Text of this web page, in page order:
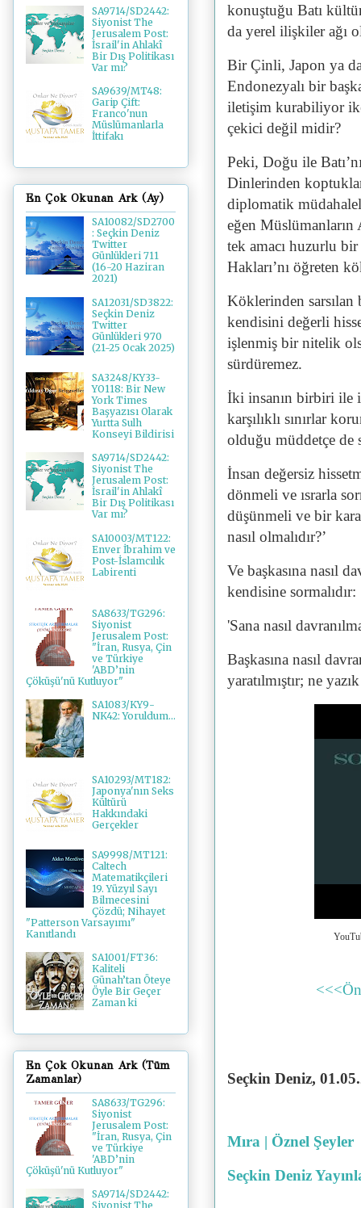
konuştuğu Batı
da yerel ilişkiler ağı
Bir Çinli, Japon ya
Endonezyalı bir
iletişim kurabiliyor
çekici değil midir?
Peki, Doğu ile
Dinlerinden
diplomatik
eğen Müslümanların
tek amacı huzurlu
Hakları’nı öğreten
Köklerinden
kendisini değerli
işlenmiş bir nitelik
sürdüremez.
İki insanın birbiri ile
karşılıklı sınırlar
olduğu müddetçe de
İnsan değersiz
dönmeli ve ısrarla
düşünmeli ve bir
nasıl olmalıdır?’
Ve başkasına nasıl
kendisine sormalıdır:
'Sana nasıl
Başkasına nasıl
yaratılmıştır; ne
Seçkin Deniz, 01
Mıra | Öznel Şeyler
Seçkin Deniz
SA9714/SD2442:
Siyonist The
Jerusalem Post:
İsrail'in Ahlakî
Bir Dış Politikası
Var mı?
SA9639/MT48:
Garip Çift:
Franco'nun
Müslümanlarla
İttifakı
En Çok Okunan Ark (Ay)
SA10082/SD2700
: Seçkin Deniz
Twitter
Günlükleri 711
(16-20 Haziran
2021)
SA12031/SD3822:
Seçkin Deniz
Twitter
Günlükleri 970
(21-25 Ocak 2025)
SA3248/KY33-
YO118: Bir New
York Times
Başyazısı Olarak
Yurtta Sulh
Konseyi Bildirisi
SA9714/SD2442:
Siyonist The
Jerusalem Post:
İsrail'in Ahlakî
Bir Dış Politikası
Var mı?
SA10003/MT122:
Enver İbrahim ve
Post-İslamcılık
Labirenti
SA8633/TG296:
Siyonist
Jerusalem Post:
"İran, Rusya, Çin
ve Türkiye
'ABD’nin
Çöküşü'nü Kutluyor"
SA1083/KY9-
NK42: Yoruldum...
SA10293/MT182:
Japonya'nın Seks
Kültürü
Hakkındaki
Gerçekler
SA9998/MT121:
Caltech
Matematikçileri
19. Yüzyıl Sayı
Bilmecesini
Çözdü; Nihayet
"Patterson Varsayımı"
Kanıtlandı
SA1001/FT36:
Kaliteli
Günah’tan Öteye
Öyle Bir Geçer
Zaman ki
En Çok Okunan Ark (Tüm
Zamanlar)
SA8633/TG296:
Siyonist
Jerusalem Post:
"İran, Rusya, Çin
ve Türkiye
'ABD’nin
Çöküşü'nü Kutluyor"
SA9714/SD2442:
Siyonist The